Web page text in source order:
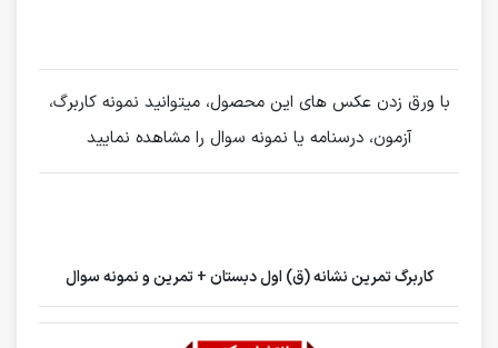
با ورق زدن عکس های این محصول، میتوانید نمونه کاربرگ،
آزمون، درسنامه یا نمونه سوال را مشاهده نمایید
کاربرگ تمرین نشانه (ق) اول دبستان + تمرین و نمونه سوال